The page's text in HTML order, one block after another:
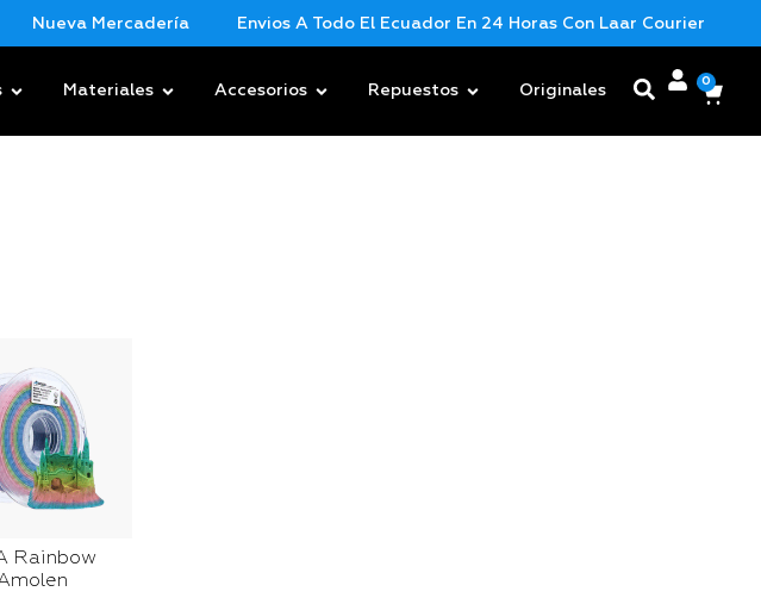
Nueva Mercadería Envios A Todo El Ecuador En 24 Horas Con Laar Courier
Materiales Accesorios Repuestos Originales
0
Rainbow